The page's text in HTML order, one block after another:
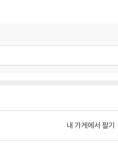
내 가게에서 팔기